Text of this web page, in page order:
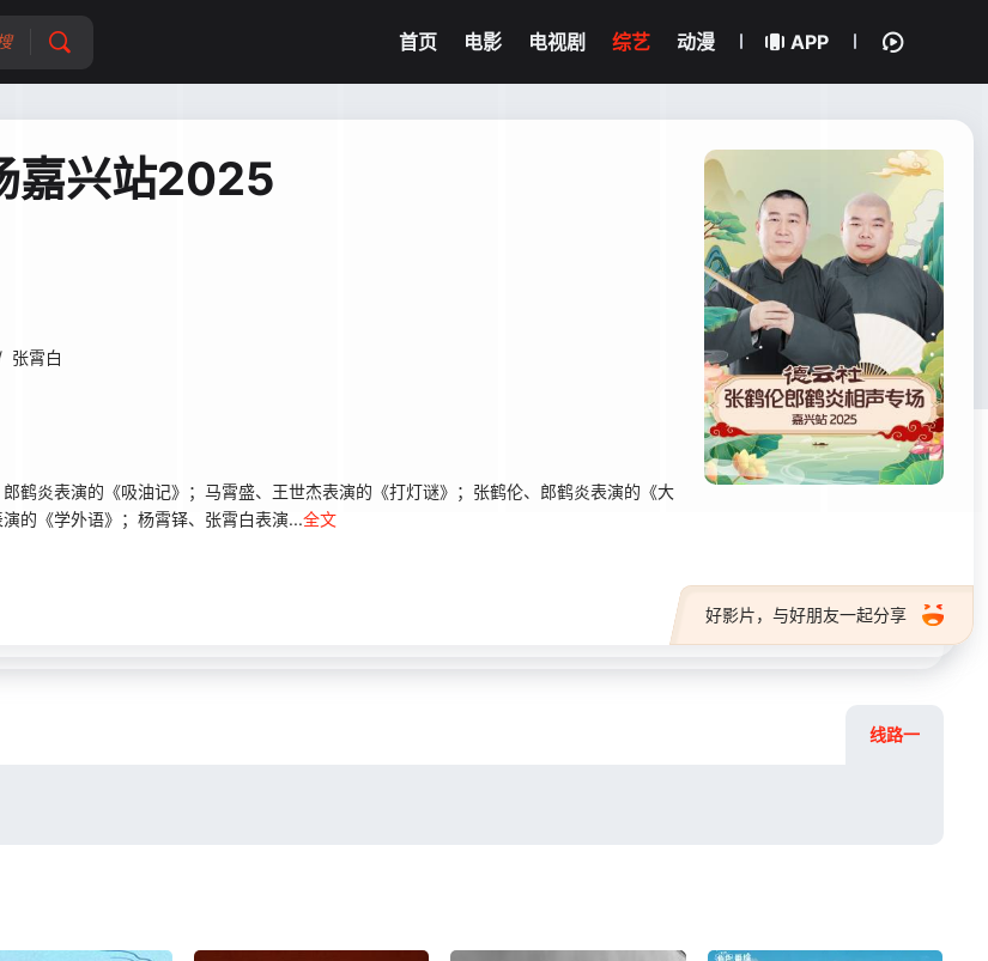
首页 电影 电视剧 综艺 动漫 APP
嘉兴站2025
张霄白
鹤炎表演的《吸油记》；马霄盛、王世杰表演的《打灯谜》；张鹤伦、郎鹤炎表演的《大
的《学外语》；杨霄铎、张霄白表演...全文
好影片，与好朋友一起分享
线路一